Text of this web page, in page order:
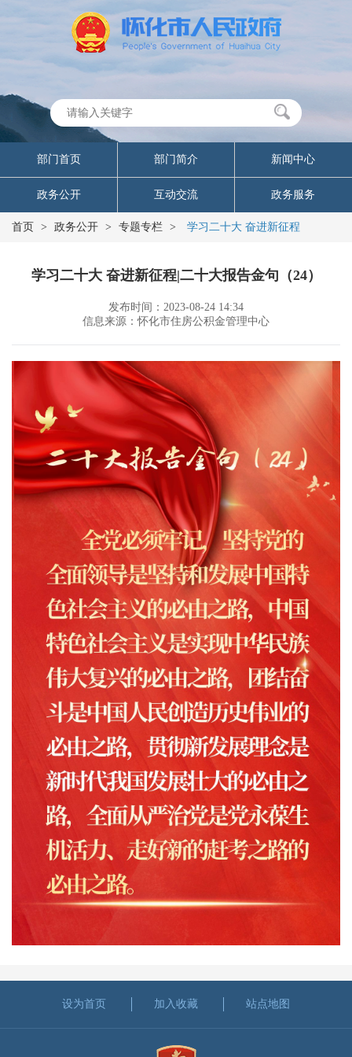
部门首页 部门简介 新闻中心
政务公开 互动交流 政务服务
首页 > 政务公开 > 专题专栏 > 学习二十大 奋进新征程
学习二十大 奋进新征程|二十大报告金句（24）
发布时间：2023-08-24 14:34
信息来源：怀化市住房公积金管理中心
设为首页 加入收藏 站点地图